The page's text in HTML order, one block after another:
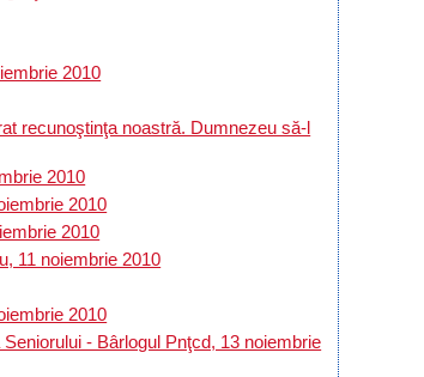
2010
recunoştinţa noastră. Dumnezeu să-l
2010
2010
2010
11 noiembrie 2010
2010
- Bârlogul Pnţcd, 13 noiembrie